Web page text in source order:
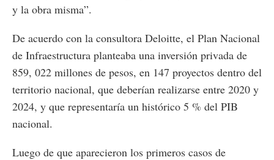
y la obra misma”.
De acuerdo con la consultora Deloitte, el Plan Nacional
de Infraestructura planteaba una inversión privada de
859, 022 millones de pesos, en 147 proyectos dentro del
territorio nacional, que deberían realizarse entre 2020 y
2024, y que representaría un histórico 5 % del PIB
nacional.
Luego de que aparecieron los primeros casos de